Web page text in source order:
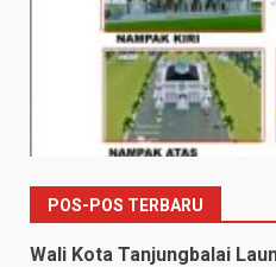
POS-POS TERBARU
Wali Kota Tanjungbalai